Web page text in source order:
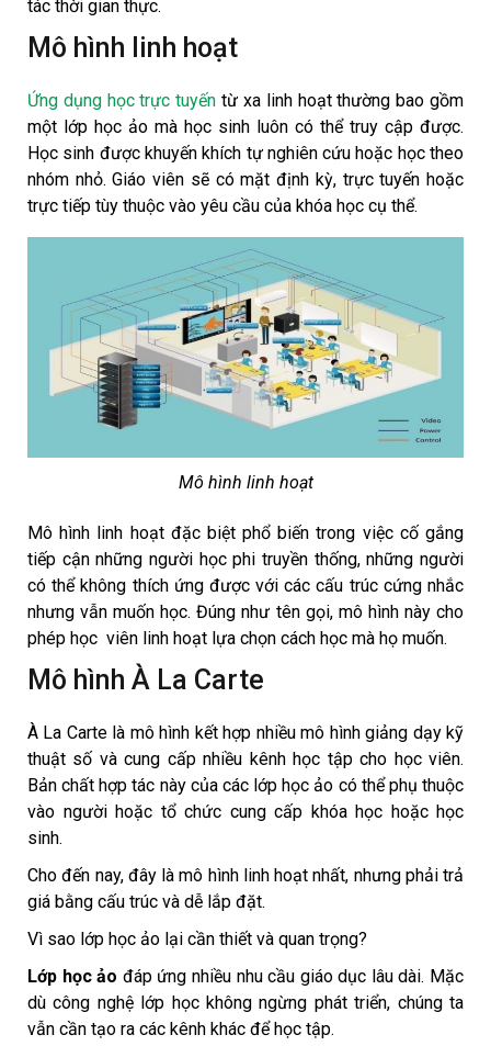
tác thời gian thực.
Mô hình linh hoạt
Ứng dụng học trực tuyến từ xa linh hoạt thường bao gồm
một lớp học ảo mà học sinh luôn có thể truy cập được.
Học sinh được khuyến khích tự nghiên cứu hoặc học theo
nhóm nhỏ. Giáo viên sẽ có mặt định kỳ, trực tuyến hoặc
trực tiếp tùy thuộc vào yêu cầu của khóa học cụ thể.
Mô hình linh hoạt
Mô hình linh hoạt đặc biệt phổ biến trong việc cố gắng
tiếp cận những người học phi truyền thống, những người
có thể không thích ứng được với các cấu trúc cứng nhắc
nhưng vẫn muốn học. Đúng như tên gọi, mô hình này cho
phép học viên linh hoạt lựa chọn cách học mà họ muốn.
Mô hình À La Carte
À La Carte là mô hình kết hợp nhiều mô hình giảng dạy kỹ
thuật số và cung cấp nhiều kênh học tập cho học viên.
Bản chất hợp tác này của các lớp học ảo có thể phụ thuộc
vào người hoặc tổ chức cung cấp khóa học hoặc học
sinh.
Cho đến nay, đây là mô hình linh hoạt nhất, nhưng phải trả
giá bằng cấu trúc và dễ lắp đặt.
Vì sao lớp học ảo lại cần thiết và quan trọng?
Lớp học ảo đáp ứng nhiều nhu cầu giáo dục lâu dài. Mặc
dù công nghệ lớp học không ngừng phát triển, chúng ta
vẫn cần tạo ra các kênh khác để học tập.